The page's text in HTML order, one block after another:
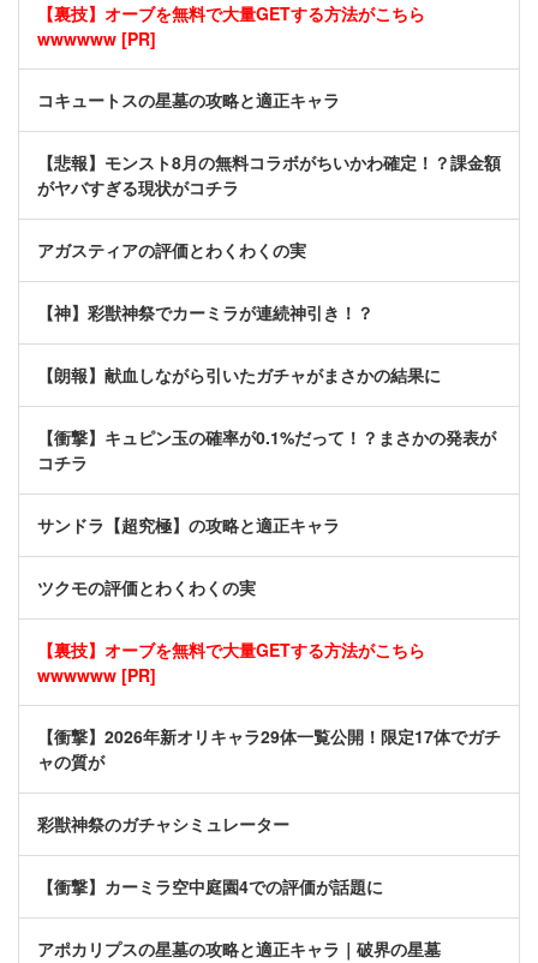
【裏技】オーブを無料で大量GETする方法がこちら
wwwwww [PR]
コキュートスの星墓の攻略と適正キャラ
【悲報】モンスト8月の無料コラボがちいかわ確定！？課金額
がヤバすぎる現状がコチラ
アガスティアの評価とわくわくの実
【神】彩獣神祭でカーミラが連続神引き！？
【朗報】献血しながら引いたガチャがまさかの結果に
【衝撃】キュピン玉の確率が0.1%だって！？まさかの発表が
コチラ
サンドラ【超究極】の攻略と適正キャラ
ツクモの評価とわくわくの実
【裏技】オーブを無料で大量GETする方法がこちら
wwwwww [PR]
【衝撃】2026年新オリキャラ29体一覧公開！限定17体でガチ
ャの質が
彩獣神祭のガチャシミュレーター
【衝撃】カーミラ空中庭園4での評価が話題に
アポカリプスの星墓の攻略と適正キャラ｜破界の星墓